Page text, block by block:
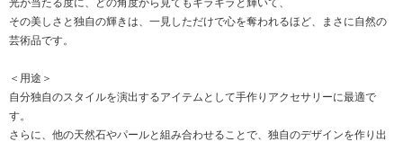
その美しさと独自の輝きは、一見しただけで心を奪われるほど、まさに自然の
芸術品です。
＜用途＞
自分独自のスタイルを演出するアイテムとして手作りアクセサリーに最適で
す。
さらに、他の天然石やパールと組み合わせることで、独自のデザインを作り出